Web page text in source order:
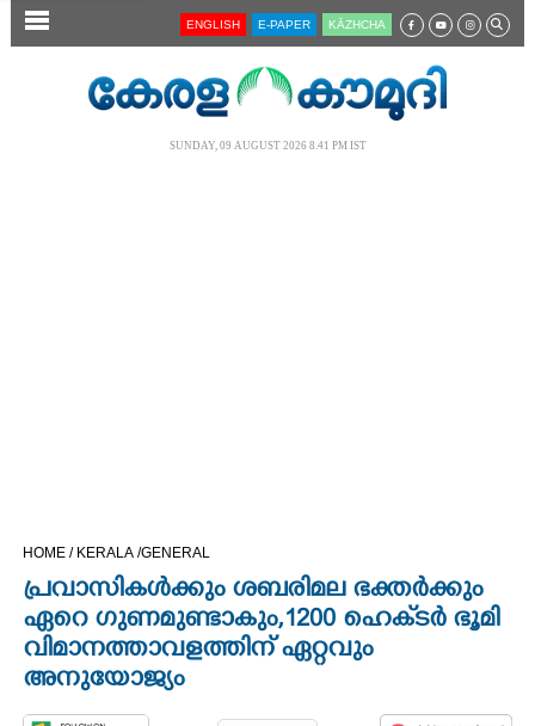
SECTIONS
CINEMA
OPINION
PHOTOS
ENGLISH E-PAPER KĀZHCHA
SUNDAY, 09 AUGUST 2026 8.41 PM IST
HOME / KERALA /GENERAL
പ്രവാസികൾക്കും ശബരിമല ഭക്തർക്കും
ഏറെ ഗുണമുണ്ടാകും,1200 ഹെക്‌ടർ ഭൂമി
വിമാനത്താവളത്തിന് ഏറ്റവും
അനുയോജ്യം